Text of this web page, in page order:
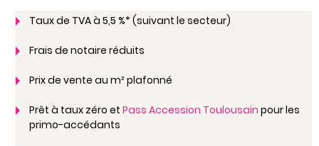
Taux de TVA à 5,5 %* (suivant le secteur)
Frais de notaire réduits
Prix de vente au m² plafonné
Prêt à taux zéro et Pass Accession Toulousain pour les
primo-accédants